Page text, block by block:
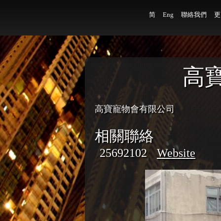
简 Eng 聯絡我們
高
高寶寵物會有限公司
相關聯絡
25692102 Website